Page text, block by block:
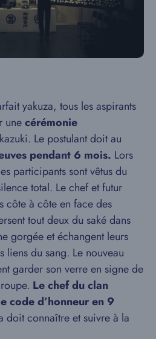
yakuza, tous les aspirants
unecérémonie
Le postulant doit au
pendant 6 mois. Lors
participants sont vêtus du
total. Le chef et futur
côte à côte en face des
tout deux du saké dans
gorgée et échangent leurs
liens du sang. Le nouveau
garder son verre en signe de
Le chef du clan
code d’honneur en 9
doit connaître et suivre à la